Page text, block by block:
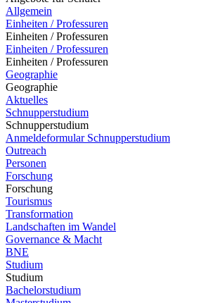
Allgemein
Einheiten / Professuren
Einheiten / Professuren
Einheiten / Professuren
Einheiten / Professuren
Geographie
Geographie
Aktuelles
Schnupperstudium
Schnupperstudium
Anmeldeformular Schnupperstudium
Outreach
Personen
Forschung
Forschung
Tourismus
Transformation
Landschaften im Wandel
Governance & Macht
BNE
Studium
Studium
Bachelorstudium